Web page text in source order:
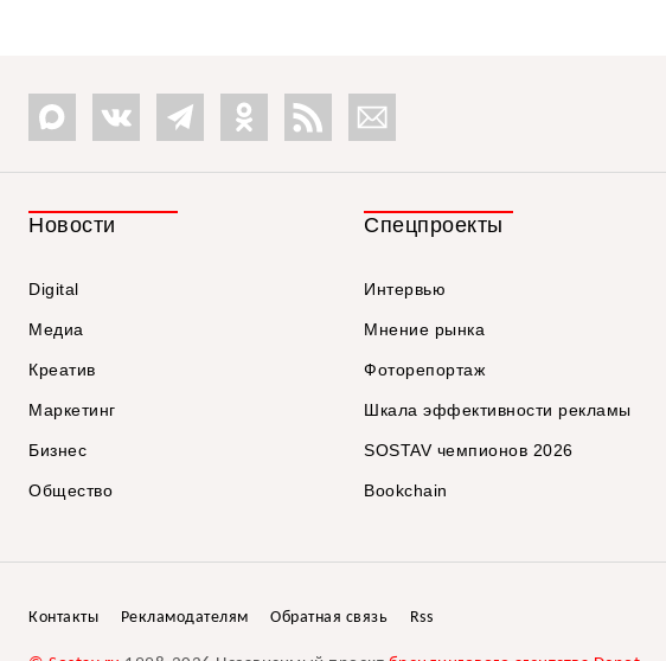
Новости
Digital
Медиа
Креатив
Маркетинг
Бизнес
Общество
Спецпроекты
Интервью
Мнение рынка
Фоторепортаж
Шкала эффективности рекламы
SOSTAV чемпионов 2026
Bookchain
Контакты Рекламодателям Обратная связь Rss